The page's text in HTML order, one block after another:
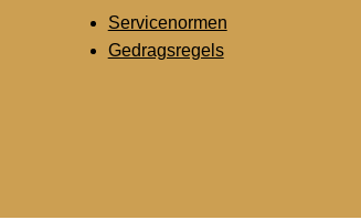
Servicenormen
Gedragsregels